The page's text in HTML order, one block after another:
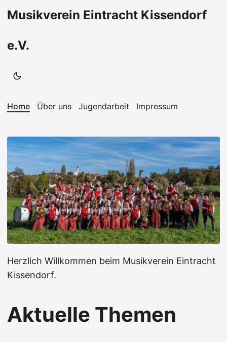
Musikverein Eintracht Kissendorf
e.V.
Home Über uns Jugendarbeit Impressum
Herzlich Willkommen beim Musikverein Eintracht
Kissendorf.
Aktuelle Themen